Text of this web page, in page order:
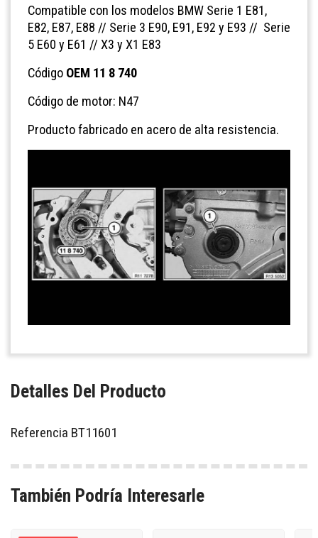
Compatible con los modelos BMW Serie 1 E81,
E82, E87, E88 // Serie 3 E90, E91, E92 y E93 // Serie
5 E60 y E61 // X3 y X1 E83
Código OEM 11 8 740
Código de motor: N47
Producto fabricado en acero de alta resistencia.
Detalles Del Producto
Referencia BT11601
También Podría Interesarle